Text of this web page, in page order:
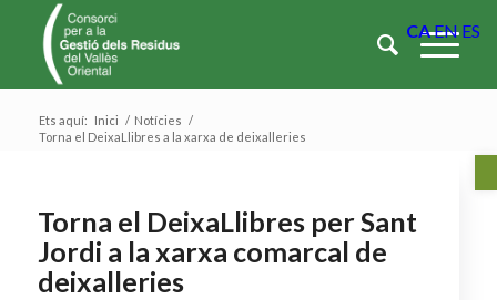
Ets aquí: Inici / Notícies /
Torna el DeixaLlibres a la xarxa de deixalleries
Torna el DeixaLlibres per Sant
Jordi a la xarxa comarcal de
deixalleries
CAEN ES